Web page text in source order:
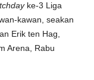
ke-3 Liga
kawan, seakan
Erik ten Hag,
Arena, Rabu